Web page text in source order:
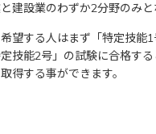
建設業のわずか2分野のみと
望する人はまず「特定技能
技能2号」の試験に合格する
得する事ができます。